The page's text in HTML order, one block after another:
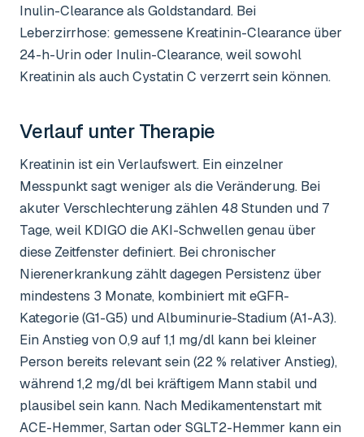
Inulin-Clearance als Goldstandard. Bei
Leberzirrhose: gemessene Kreatinin-Clearance über
24-h-Urin oder Inulin-Clearance, weil sowohl
Kreatinin als auch Cystatin C verzerrt sein können.
Verlauf unter Therapie
Kreatinin ist ein Verlaufswert. Ein einzelner
Messpunkt sagt weniger als die Veränderung. Bei
akuter Verschlechterung zählen 48 Stunden und 7
Tage, weil KDIGO die AKI-Schwellen genau über
diese Zeitfenster definiert. Bei chronischer
Nierenerkrankung zählt dagegen Persistenz über
mindestens 3 Monate, kombiniert mit eGFR-
Kategorie (G1-G5) und Albuminurie-Stadium (A1-A3).
Ein Anstieg von 0,9 auf 1,1 mg/dl kann bei kleiner
Person bereits relevant sein (22 % relativer Anstieg),
während 1,2 mg/dl bei kräftigem Mann stabil und
plausibel sein kann. Nach Medikamentenstart mit
ACE-Hemmer, Sartan oder SGLT2-Hemmer kann ein